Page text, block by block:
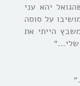
יהא עני
על סוסה
הייתי את
שלי…״